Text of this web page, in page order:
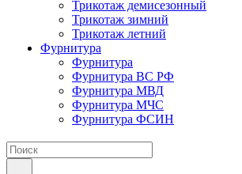
Трикотаж демисезонный
Трикотаж зимний
Трикотаж летний
Фурнитура
Фурнитура
Фурнитура ВС РФ
Фурнитура МВД
Фурнитура МЧС
Фурнитура ФСИН